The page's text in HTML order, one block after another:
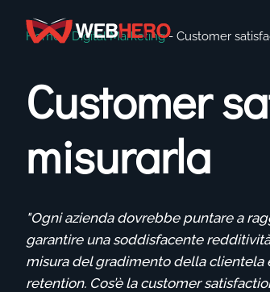
Home-Digital Marketing- Customer
Customer
misurarla
"Ogni azienda dovrebbe puntare a
garantire una soddisfacente
misura del gradimento della clientela
retention. Cos’è la customer